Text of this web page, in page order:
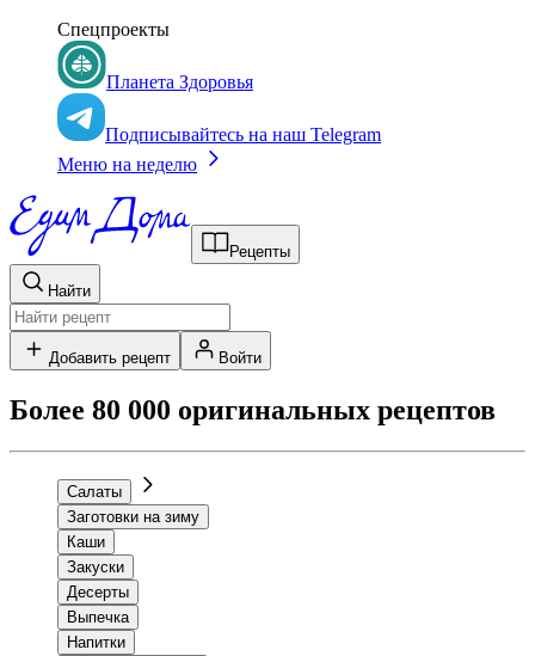
Спецпроекты
Планета Здоровья
Подписывайтесь на наш Telegram
Меню на неделю
Рецепты
Найти
Добавить рецепт Войти
Более 80 000 оригинальных рецептов
Салаты
Заготовки на зиму
Каши
Закуски
Десерты
Выпечка
Напитки